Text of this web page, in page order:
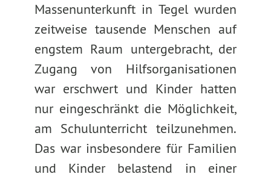
Massenunterkunft in Tegel wurden
zeitweise tausende Menschen auf
engstem Raum untergebracht, der
Zugang von Hilfsorganisationen
war erschwert und Kinder hatten
nur eingeschränkt die Möglichkeit,
am Schulunterricht teilzunehmen.
Das war insbesondere für Familien
und Kinder belastend in einer